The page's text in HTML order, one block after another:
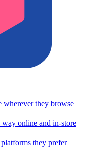
wherever they browse
way online and in-store
they prefer